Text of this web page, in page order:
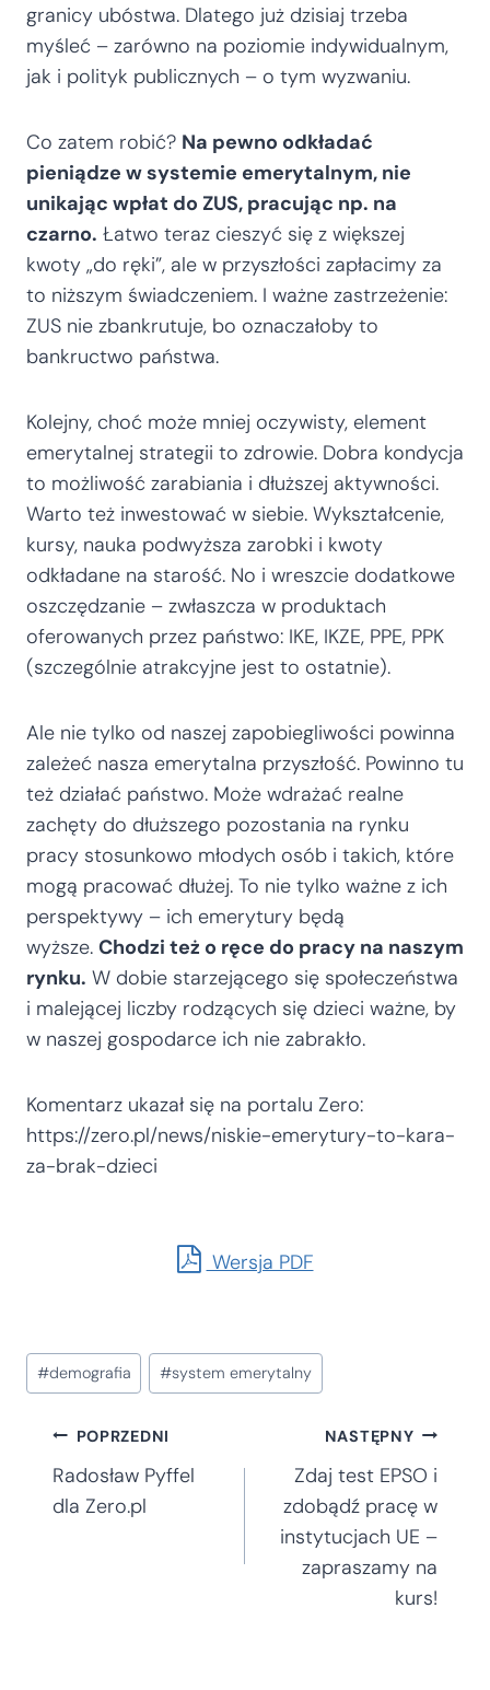
granicy ubóstwa. Dlatego już dzisiaj trzeba
myśleć – zarówno na poziomie indywidualnym,
jak i polityk publicznych – o tym wyzwaniu.
Co zatem robić? Na pewno odkładać
pieniądze w systemie emerytalnym, nie
unikając wpłat do ZUS, pracując np. na
czarno. Łatwo teraz cieszyć się z większej
kwoty „do ręki”, ale w przyszłości zapłacimy za
to niższym świadczeniem. I ważne zastrzeżenie:
ZUS nie zbankrutuje, bo oznaczałoby to
bankructwo państwa.
Kolejny, choć może mniej oczywisty, element
emerytalnej strategii to zdrowie. Dobra kondycja
to możliwość zarabiania i dłuższej aktywności.
Warto też inwestować w siebie. Wykształcenie,
kursy, nauka podwyższa zarobki i kwoty
odkładane na starość. No i wreszcie dodatkowe
oszczędzanie – zwłaszcza w produktach
oferowanych przez państwo: IKE, IKZE, PPE, PPK
(szczególnie atrakcyjne jest to ostatnie).
Ale nie tylko od naszej zapobiegliwości powinna
zależeć nasza emerytalna przyszłość. Powinno tu
też działać państwo. Może wdrażać realne
zachęty do dłuższego pozostania na rynku
pracy stosunkowo młodych osób i takich, które
mogą pracować dłużej. To nie tylko ważne z ich
perspektywy – ich emerytury będą
wyższe. Chodzi też o ręce do pracy na naszym
rynku. W dobie starzejącego się społeczeństwa
i malejącej liczby rodzących się dzieci ważne, by
w naszej gospodarce ich nie zabrakło.
Komentarz ukazał się na portalu Zero:
https://zero.pl/news/niskie-emerytury-to-kara-
za-brak-dzieci
Wersja PDF
Tagi
wpisu:
#demografia #system emerytalny
Nawigacja
wpisu
POPRZEDNI
Radosław Pyffel
dla Zero.pl
NASTĘPNY
Zdaj test EPSO i
zdobądź pracę w
instytucjach UE –
zapraszamy na
kurs!